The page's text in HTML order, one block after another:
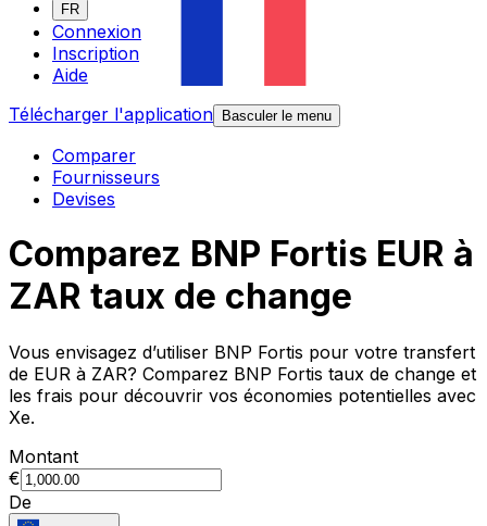
FR
Connexion
Inscription
Aide
Télécharger l'application
Basculer le menu
Comparer
Fournisseurs
Devises
Comparez BNP Fortis EUR à
ZAR taux de change
Vous envisagez d’utiliser BNP Fortis pour votre transfert
de EUR à ZAR? Comparez BNP Fortis taux de change et
les frais pour découvrir vos économies potentielles avec
Xe.
Montant
€
De